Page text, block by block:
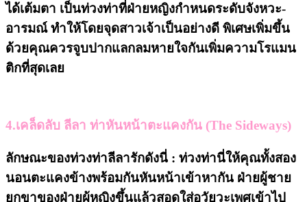
ได้เต้มตา เป็นท่วงท่าที่ฝ่ายหญิงกำหนดระดับจังหวะ-
อารมณ์ ทำให้โดยจุดสาวเจ้าเป็นอย่างดี พิเศษเพิ่มขึ้น
ด้วยคุณควรจูบปากแลกลมหายใจกันเพิ่มความโรแมน
ติกที่สุดเลย
4.เคล็ดลับ ลีลา ท่าหันหน้าตะแคงกัน (The Sideways)
ลักษณะของท่วงท่าลีลารักดังนี่ : ท่วงท่านี่ให้คุณทั้งสอง
นอนตะแคงข้างพร้อมกันหันหน้าเข้าหากัน ฝ่ายผู้ชาย
ยกขาของฝ่ายผู้หญิงขึ้นแล้วสอดใส่อวัยวะเพศเข้าไป